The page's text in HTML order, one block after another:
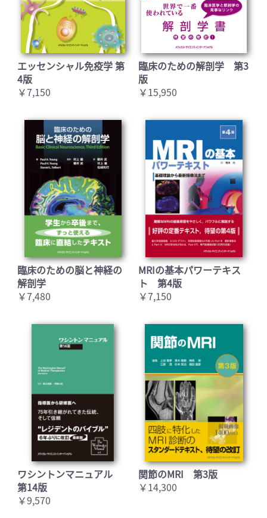
エッセンシャル免疫学 第
4版
￥7,150
臨床のための解剖学 第3
版
￥15,950
臨床のための脳と神経の
解剖学
￥7,480
MRIの基本パワーテキス
ト 第4版
￥7,150
ワシントンマニュアル
第14版
￥9,570
関節のMRI 第3版
￥14,300